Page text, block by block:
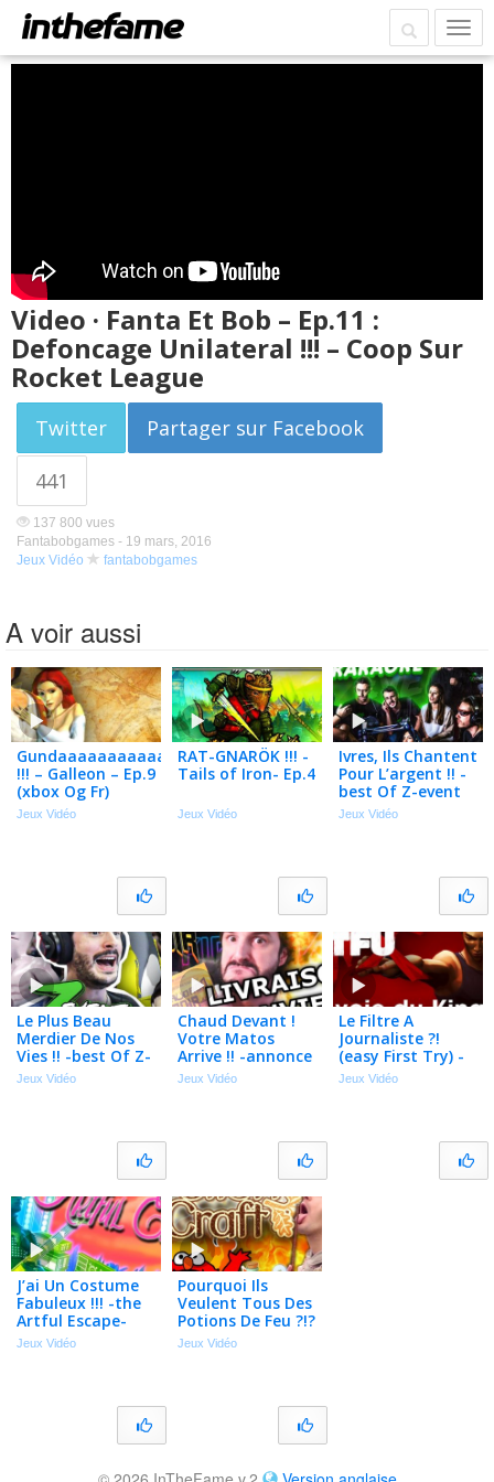
Video · Fanta Et Bob – Ep.11 :
Defoncage Unilateral !!! – Coop Sur
Rocket League
Twitter
Partager sur Facebook
441
137 800 vues
Fantabobgames - 19 mars, 2016
Jeux Vidéo
fantabobgames
A voir aussi
Gundaaaaaaaaaaaaam
!!! – Galleon – Ep.9
(xbox Og Fr)
Jeux Vidéo
RAT-GNARÖK !!! -
Tails of Iron- Ep.4
Jeux Vidéo
Ivres, Ils Chantent
Pour L’argent !! -
best Of Z-event
(ft. Tout Le
Jeux Vidéo
Le Plus Beau
Merdier De Nos
Vies !! -best Of Z-
event (joyeux
Jeux Vidéo
Chaud Devant !
Votre Matos
Arrive !! -annonce
: Livraison Des
Jeux Vidéo
Le Filtre A
Journaliste ?!
(easy First Try) -
sifu- Ep.2
Jeux Vidéo
J’ai Un Costume
Fabuleux !!! -the
Artful Escape-
Ep.4
Jeux Vidéo
Pourquoi Ils
Veulent Tous Des
Potions De Feu ?!?
-potion Craft-
Jeux Vidéo